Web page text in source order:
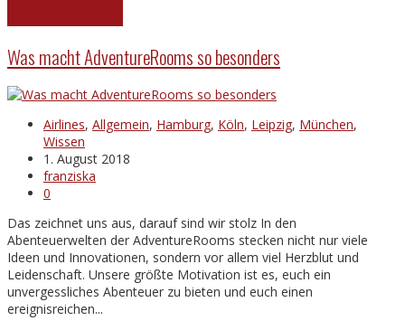
Was macht AdventureRooms so besonders
Airlines, Allgemein, Hamburg, Köln, Leipzig, München,
Wissen
1. August 2018
franziska
0
Das zeichnet uns aus, darauf sind wir stolz In den
Abenteuerwelten der AdventureRooms stecken nicht nur viele
Ideen und Innovationen, sondern vor allem viel Herzblut und
Leidenschaft. Unsere größte Motivation ist es, euch ein
unvergessliches Abenteuer zu bieten und euch einen
ereignisreichen...